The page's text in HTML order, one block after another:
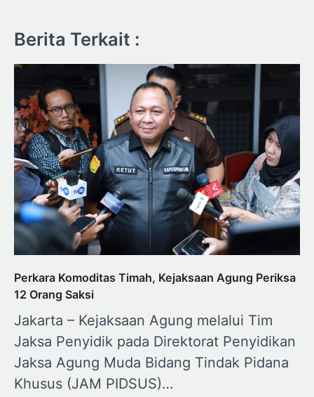
Berita Terkait :
Perkara Komoditas Timah, Kejaksaan Agung Periksa
12 Orang Saksi
Jakarta – Kejaksaan Agung melalui Tim
Jaksa Penyidik pada Direktorat Penyidikan
Jaksa Agung Muda Bidang Tindak Pidana
Khusus (JAM PIDSUS)…